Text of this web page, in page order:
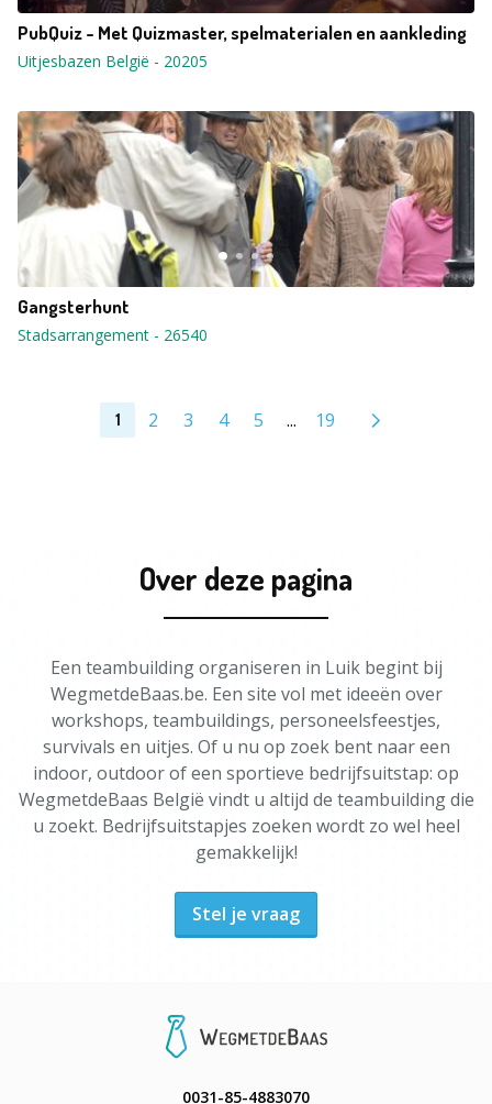
PubQuiz - Met Quizmaster, spelmaterialen en aankleding
Uitjesbazen België - 20205
Gangsterhunt
Stadsarrangement - 26540
1 2 3 4 5 ... 19
Over deze pagina
Een teambuilding organiseren in Luik begint bij
WegmetdeBaas.be. Een site vol met ideeën over
workshops, teambuildings, personeelsfeestjes,
survivals en uitjes. Of u nu op zoek bent naar een
indoor, outdoor of een sportieve bedrijfsuitstap: op
WegmetdeBaas België vindt u altijd de teambuilding die
u zoekt. Bedrijfsuitstapjes zoeken wordt zo wel heel
gemakkelijk!
Stel je vraag
0031-85-4883070